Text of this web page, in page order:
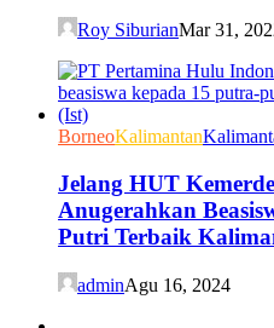
Roy SiburianMar 31,
BorneoKalimantan
Jelang HUT
Anugerahkan
Putri Terbaik
adminAgu 16, 2024